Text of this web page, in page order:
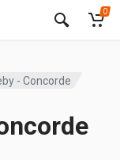
0
- Concorde